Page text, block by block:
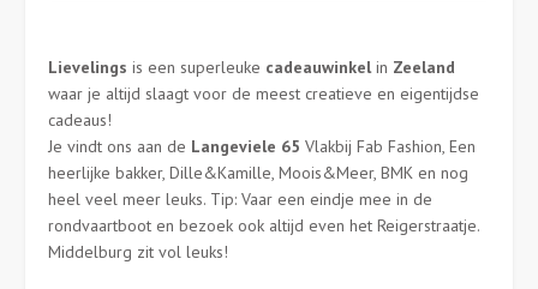
Lievelings is een superleuke cadeauwinkelin Zeeland
waar je altijd slaagt voor de meest creatieve en eigentijdse
cadeaus!
Je vindt ons aan de Langeviele 65 Vlakbij Fab Fashion, Een
heerlijke bakker, Dille&Kamille, Moois&Meer, BMK en nog
heel veel meer leuks. Tip: Vaar een eindje mee in de
rondvaartboot en bezoek ook altijd even het Reigerstraatje.
Middelburg zit vol leuks!